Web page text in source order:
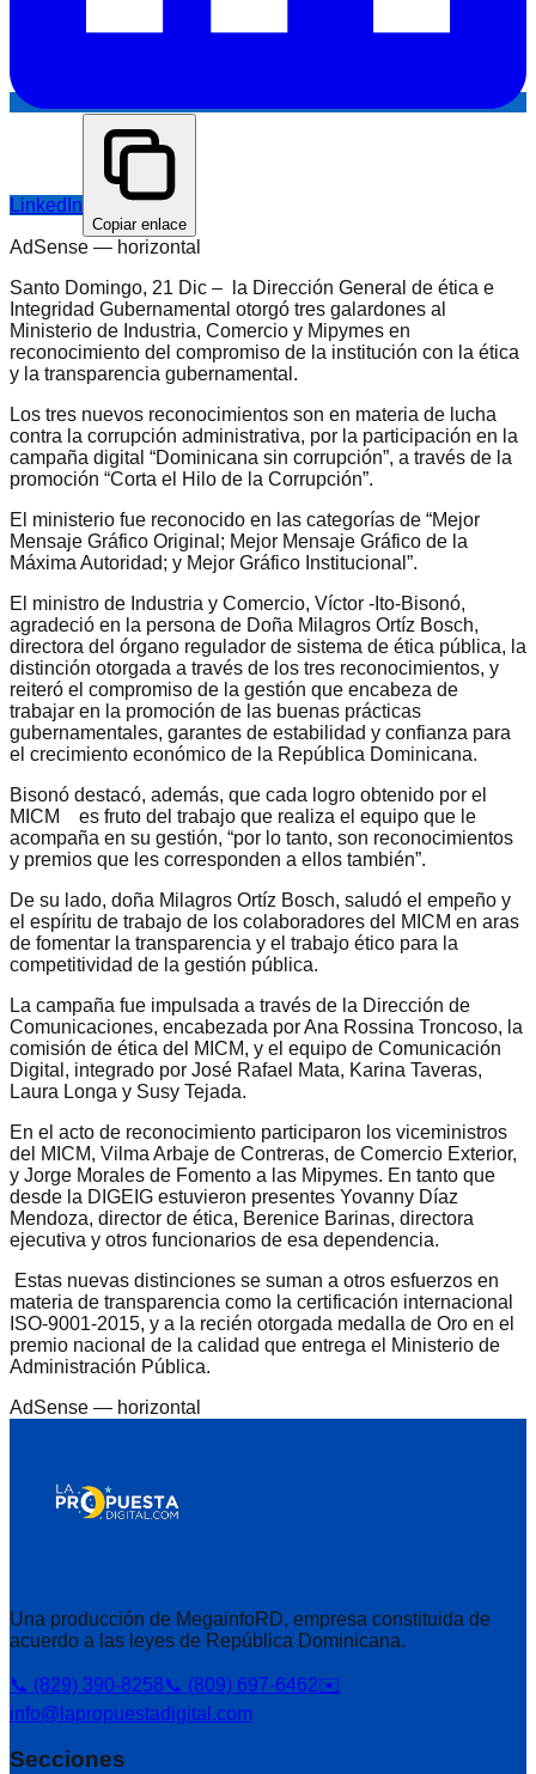
LinkedIn
Copiar enlace
AdSense — horizontal
Santo Domingo, 21 Dic – la Dirección General de ética e
Integridad Gubernamental otorgó tres galardones al
Ministerio de Industria, Comercio y Mipymes en
reconocimiento del compromiso de la institución con la ética
y la transparencia gubernamental.
Los tres nuevos reconocimientos son en materia de lucha
contra la corrupción administrativa, por la participación en la
campaña digital “Dominicana sin corrupción”, a través de la
promoción “Corta el Hilo de la Corrupción”.
El ministerio fue reconocido en las categorías de “Mejor
Mensaje Gráfico Original; Mejor Mensaje Gráfico de la
Máxima Autoridad; y Mejor Gráfico Institucional”.
El ministro de Industria y Comercio, Víctor -Ito-Bisonó,
agradeció en la persona de Doña Milagros Ortíz Bosch,
directora del órgano regulador de sistema de ética pública, la
distinción otorgada a través de los tres reconocimientos, y
reiteró el compromiso de la gestión que encabeza de
trabajar en la promoción de las buenas prácticas
gubernamentales, garantes de estabilidad y confianza para
el crecimiento económico de la República Dominicana.
Bisonó destacó, además, que cada logro obtenido por el
MICM es fruto del trabajo que realiza el equipo que le
acompaña en su gestión, “por lo tanto, son reconocimientos
y premios que les corresponden a ellos también”.
De su lado, doña Milagros Ortíz Bosch, saludó el empeño y
el espíritu de trabajo de los colaboradores del MICM en aras
de fomentar la transparencia y el trabajo ético para la
competitividad de la gestión pública.
La campaña fue impulsada a través de la Dirección de
Comunicaciones, encabezada por Ana Rossina Troncoso, la
comisión de ética del MICM, y el equipo de Comunicación
Digital, integrado por José Rafael Mata, Karina Taveras,
Laura Longa y Susy Tejada.
En el acto de reconocimiento participaron los viceministros
del MICM, Vilma Arbaje de Contreras, de Comercio Exterior,
y Jorge Morales de Fomento a las Mipymes. En tanto que
desde la DIGEIG estuvieron presentes Yovanny Díaz
Mendoza, director de ética, Berenice Barinas, directora
ejecutiva y otros funcionarios de esa dependencia.
Estas nuevas distinciones se suman a otros esfuerzos en
materia de transparencia como la certificación internacional
ISO-9001-2015, y a la recién otorgada medalla de Oro en el
premio nacional de la calidad que entrega el Ministerio de
Administración Pública.
AdSense — horizontal
Una producción de MegainfoRD, empresa constituida de
acuerdo a las leyes de República Dominicana.
📞 (829) 390-8258📞 (809) 697-6462✉️
info@lapropuestadigital.com
Secciones